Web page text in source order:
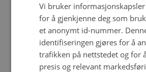
Vi bruker
for å gjenkjenne deg som
et anonymt id-nummer.
identifiseringen gjøres for å
trafikken på nettstedet og for
presis og relevant